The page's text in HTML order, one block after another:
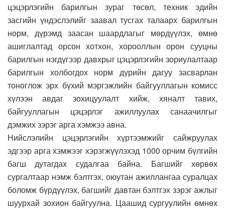
цэцэрлэгийн барилгын зураг төсөл, техник эдийн
засгийн үндэслэлийг заавал тусгах талаарх барилгын
норм, дүрэмд заасан шаардлагыг мөрдүүлэх, өмнө
ашиглалтад орсон хотхон, хорооллын орон сууцны
барилгын нэгдүгээр давхрыг цэцэрлэгийн зориулалтаар
барилгын холбогдох норм дүрийн дагуу засварлан
тоноглож эрх бүхий мэргэжлийн байгууллагын комисс
хүлээн авдаг зохицуулалт хийж, хяналт тавих,
байгууллагын цэцэрлэг ажиллуулах санаачилгыг
дэмжих зэрэг арга хэмжээ авна.
Нийслэлийн цэцэрлэгийн хүртээмжийг сайжруулах
эдгээр арга хэмжээг хэрэгжүүлэхэд 1000 орчим бүлгийн
багш дутагдах судалгаа байна. Багшийг хөрвөх
сургалтаар нэмж бэлтгэх, оюутан ажиллангаа суралцах
боломж бүрдүүлэх, багшийг давтан бэлтгэх зэрэг ажлыг
шуурхай зохион байгуулна. Цаашид сургуулийн өмнөх